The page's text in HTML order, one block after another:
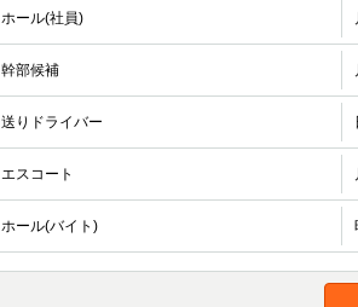
ホール(社員)
幹部候補
送りドライバー
エスコート
ホール(バイト)
0 選択した内